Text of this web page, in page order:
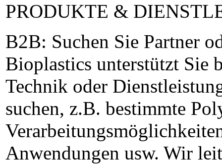
PRODUKTE &
B2B: Suchen Sie Partner
Bioplastics unterstützt Sie
Technik oder
suchen, z.B. bestimmte
Anwendungen usw. Wir